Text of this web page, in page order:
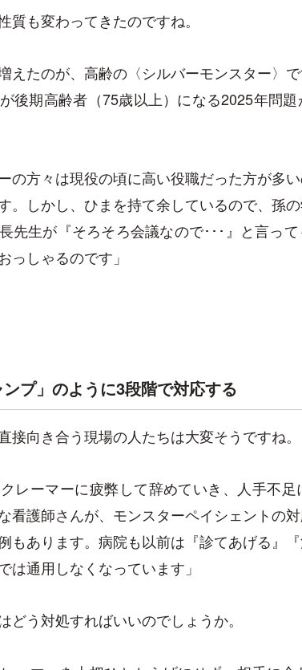
も変わってきたのですね。
えたのが、高齢の〈シルバーモンスター〉
後期高齢者（75歳以上）になる2025年問
の方々は現役の頃に高い役職だった方が多
。しかし、ひまを持て余しているので、孫
先生が『そろそろ会議なので･･･』と言っ
っしゃるのです」
プ」のように3段階で対応する
向き合う現場の人たちは大変そうですね。
クレーマーに疲弊して辞めていき、人手不
看護師さんが、モンスターペイシェントの
もあります。病院も以前は『診てあげる』
は通用しなくなっています」
う対処すればいいのでしょうか。